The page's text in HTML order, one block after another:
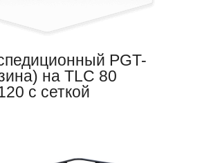
PGT-
на TLC 80
с сеткой